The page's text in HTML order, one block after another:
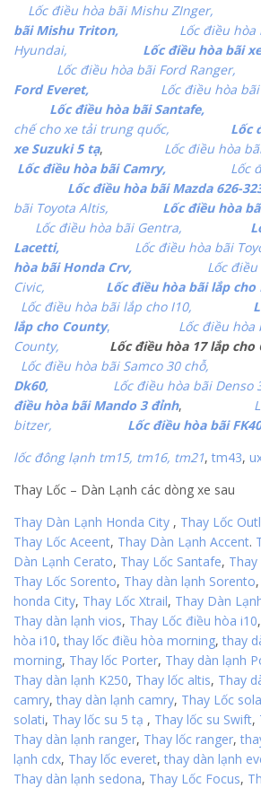
Lốc điều hòa bãi Mishu ZInger,
bãi Mishu Triton,
Lốc điều hòa
Hyundai,
Lốc điều hòa bãi
Lốc điều hòa bãi Ford Ranger,
Ford Everet,
Lốc điều hòa
Lốc điều hòa bãi Santafe,
chế cho xe tải trung quốc,
Lốc
xe Suzuki 5 tạ, Lốc điều hòa
Lốc điều hòa bãi Camry,
Lốc
Lốc điều hòa bãi Mazda 626-
bãi Toyota Altis,
Lốc điều hòa
Lốc điều hòa bãi Gentra,
Lacetti,
Lốc điều hòa bãi
hòa bãi Honda Crv,
Lốc
Civic,
Lốc điều hòa bãi lắp cho
Lốc điều hòa bãi lắp cho I10,
lắp cho County,
Lốc điều hòa
County,
Lốc điều hòa 17 lắp cho
Lốc điều hòa bãi Samco 30 chỗ,
Dk60,
Lốc điều hòa bãi Denso
điều hòa bãi Mando 3 đỉnh,
bitzer,
Lốc điều hòa bãi
lốc đông lạnh tm15, tm16, tm21, tm43,
Thay Lốc – Dàn Lạnh các dòng xe sau
Thay Dàn Lạnh Honda City , Thay Lốc
Thay Lốc Aceent, Thay Dàn Lạnh Accent.
Dàn Lạnh Cerato, Thay Lốc Santafe,
Thay Lốc Sorento, Thay dàn lạnh Sorento,
honda City, Thay Lốc Xtrail, Thay Dàn
Thay dàn lạnh vios, Thay Lốc điều hòa i10,
hòa i10, thay lốc điều hòa morning, thay
morning, Thay lốc Porter, Thay dàn lạnh
Thay dàn lạnh K250, Thay lốc altis, Thay
camry, thay dàn lạnh camry, Thay Lốc
solati, Thay lốc su 5 tạ , Thay lốc su Swift,
Thay dàn lạnh ranger, Thay lốc ranger,
lạnh cdx, Thay lốc everet, thay dàn lạnh
Thay dàn lạnh sedona, Thay Lốc Focus,